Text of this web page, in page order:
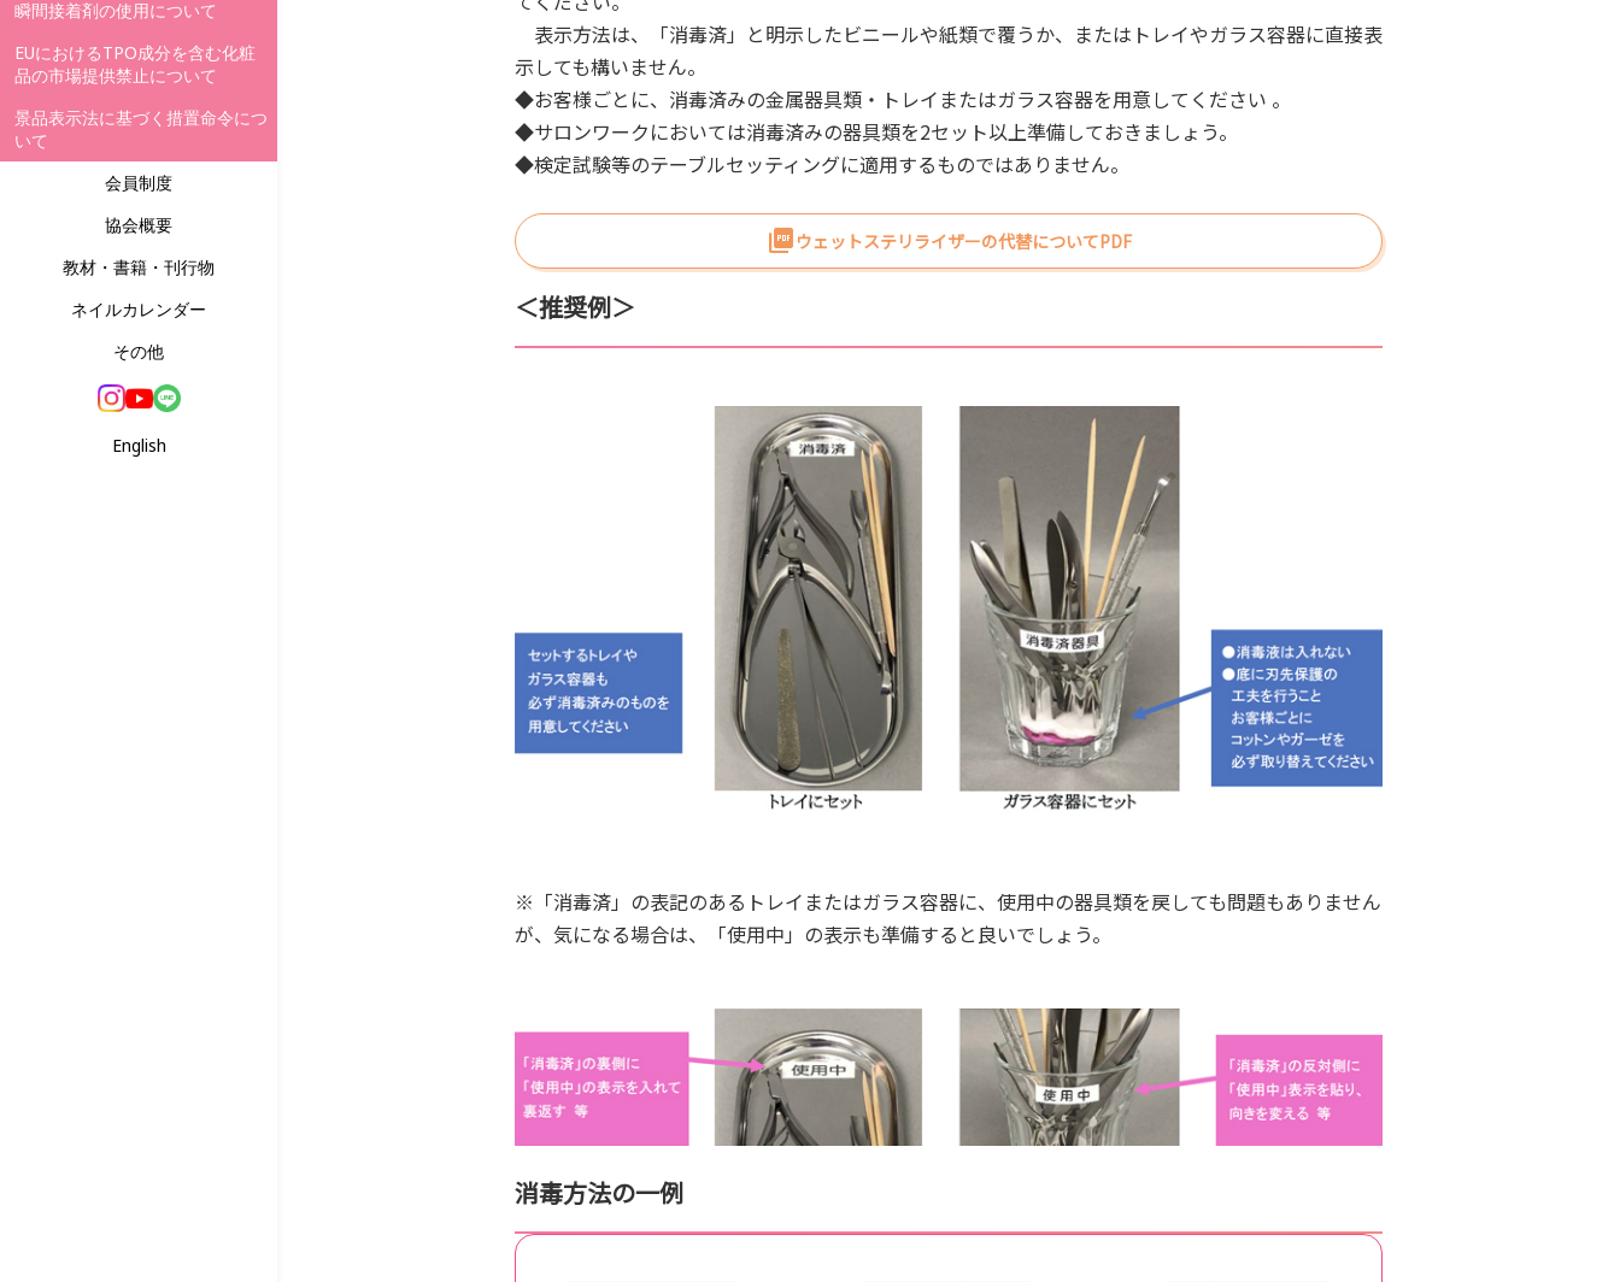
瞬間接着剤の使用について
EUにおけるTPO成分を含む化粧
品の市場提供禁止について
景品表示法に基づく措置命令につ
いて
会員制度
協会概要
教材・書籍・刊行物
ネイルカレンダー
その他
English
表示方法は、「消毒済」と明示したビニールや紙類で覆うか、またはトレイやガラス容器に直接表
示しても構いません。
◆お客様ごとに、消毒済みの金属器具類・トレイまたはガラス容器を用意してください 。
◆サロンワークにおいては消毒済みの器具類を2セット以上準備しておきましょう。
◆検定試験等のテーブルセッティングに適用するものではありません。
ウェットステリライザーの代替についてPDF
＜推奨例＞
※「消毒済」の表記のあるトレイまたはガラス容器に、使用中の器具類を戻しても問題もありません
が、気になる場合は、「使用中」の表示も準備すると良いでしょう。
消毒方法の一例